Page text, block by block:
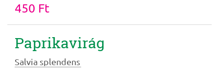
450 Ft
Paprikavirág
Salvia splendens